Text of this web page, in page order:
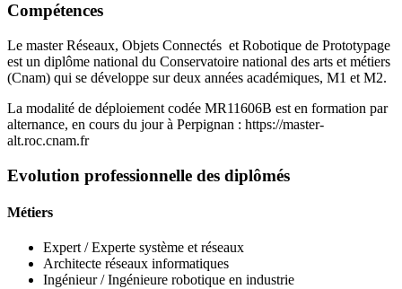
Compétences
Le master Réseaux, Objets Connectés et Robotique de Prototypage
est un diplôme national du Conservatoire national des arts et métiers
(Cnam) qui se développe sur deux années académiques, M1 et M2.
La modalité de déploiement codée MR11606B est en formation par
alternance, en cours du jour à Perpignan : https://master-
alt.roc.cnam.fr
Evolution professionnelle des diplômés
Métiers
Expert / Experte système et réseaux
Architecte réseaux informatiques
Ingénieur / Ingénieure robotique en industrie